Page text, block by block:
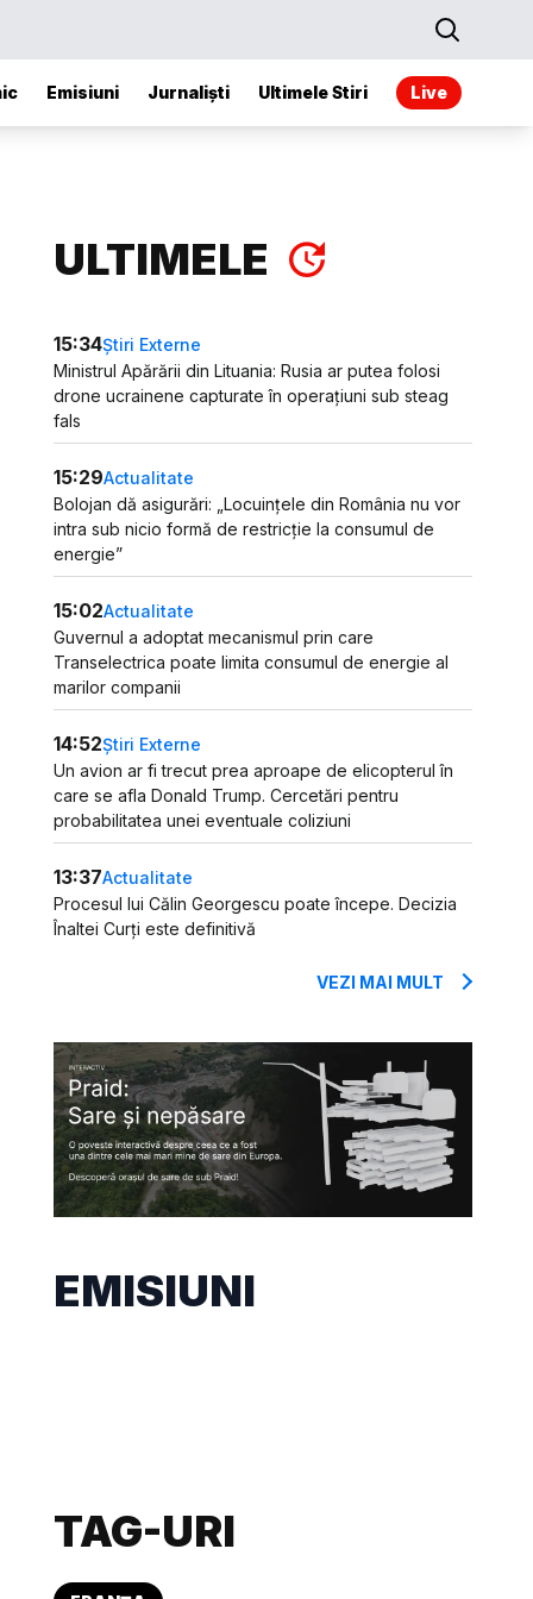
Emisiuni Jurnaliști Ultimele Stiri Live
ULTIMELE
15:34Știri Externe
Ministrul Apărării din Lituania: Rusia ar putea folosi
drone ucrainene capturate în operațiuni sub steag
fals
15:29Actualitate
Bolojan dă asigurări: „Locuințele din România nu vor
intra sub nicio formă de restricție la consumul de
energie”
15:02Actualitate
Guvernul a adoptat mecanismul prin care
Transelectrica poate limita consumul de energie al
marilor companii
14:52Știri Externe
Un avion ar fi trecut prea aproape de elicopterul în
care se afla Donald Trump. Cercetări pentru
probabilitatea unei eventuale coliziuni
13:37Actualitate
Procesul lui Călin Georgescu poate începe. Decizia
Înaltei Curți este definitivă
VEZI MAI MULT
EMISIUNI
TAG-URI